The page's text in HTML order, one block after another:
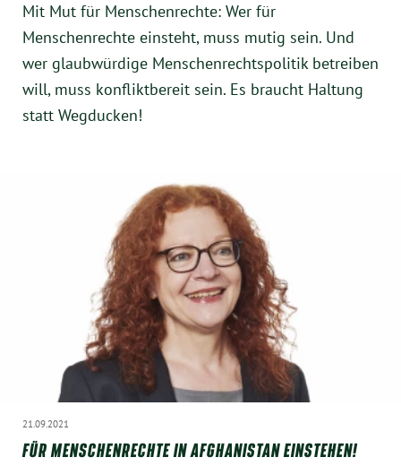
Mit Mut für Menschenrechte: Wer für
Menschenrechte einsteht, muss mutig sein. Und
wer glaubwürdige Menschenrechtspolitik betreiben
will, muss konfliktbereit sein. Es braucht Haltung
statt Wegducken!
21.09.2021
FÜR MENSCHENRECHTE IN AFGHANISTAN EINSTEHEN!